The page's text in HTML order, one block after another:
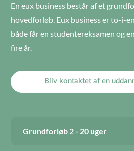
En eux business består af et
hovedforløb. Eux business er to-i-
både får en studentereksamen og
fire år.
Bliv kontaktet af en
Grundforløb 2 - 20 uger